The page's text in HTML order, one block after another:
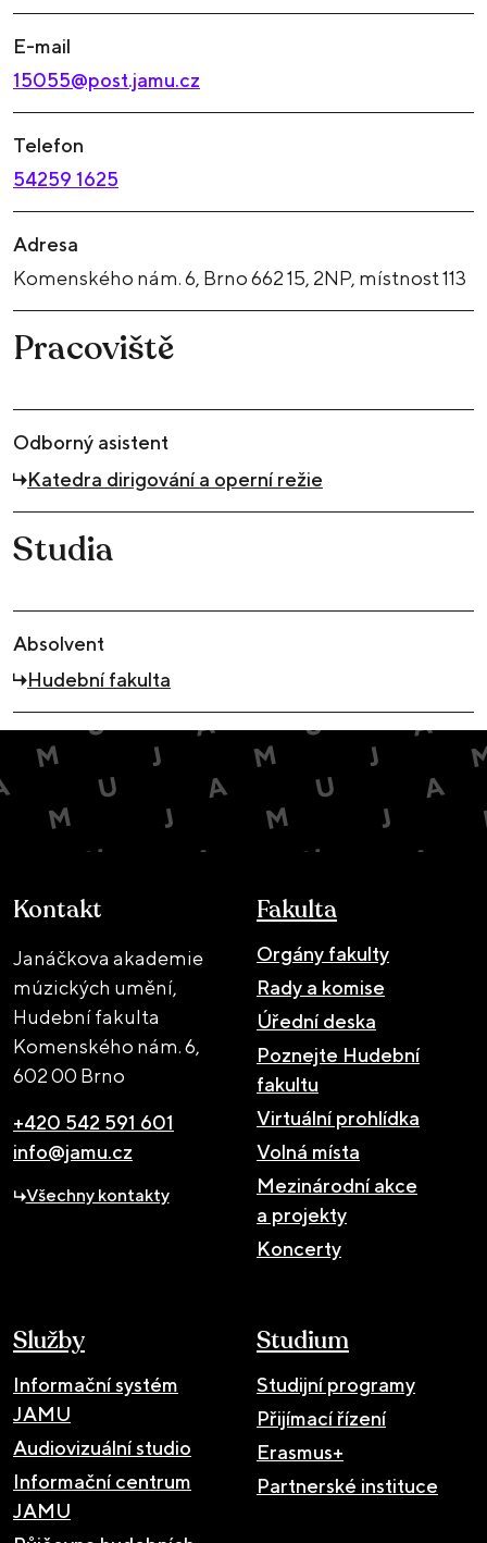
E-mail
15055@post.jamu.cz
Telefon
54259 1625
Adresa
Komenského nám. 6, Brno 662 15, 2NP, místnost 113
Pracoviště
Odborný asistent
Katedra dirigování a operní režie
Studia
Absolvent
Hudební fakulta
Kontakt
Janáčkova akademie
múzických umění,
Hudební fakulta
Komenského nám. 6,
602 00 Brno
+420 542 591 601
info@jamu.cz
Všechny kontakty
Fakulta
Orgány fakulty
Rady a komise
Úřední deska
Poznejte Hudební
fakultu
Virtuální prohlídka
Volná místa
Mezinárodní akce
a projekty
Koncerty
Služby
Informační systém
JAMU
Audiovizuální studio
Informační centrum
JAMU
Studium
Studijní programy
Přijímací řízení
Erasmus+
Partnerské instituce